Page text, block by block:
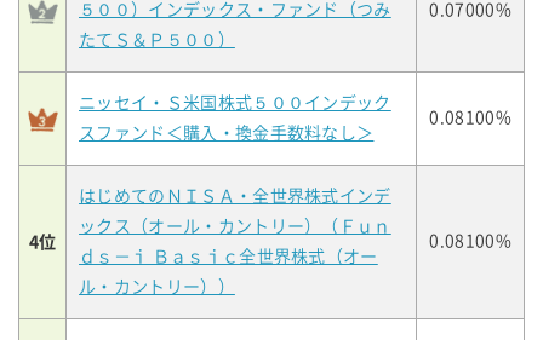
５００）インデックス・ファンド（つみ
たてＳ＆Ｐ５００）
0.07000%
ニッセイ・Ｓ米国株式５００インデック
スファンド＜購入・換金手数料なし＞
0.08100%
4位
はじめてのＮＩＳＡ・全世界株式インデ
ックス（オール・カントリー）（Ｆｕｎ
ｄｓ－ｉ Ｂａｓｉｃ全世界株式（オー
ル・カントリー））
0.08100%